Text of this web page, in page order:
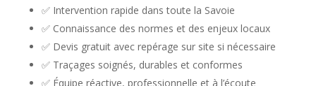
✅ Intervention rapide dans toute la Savoie
✅ Connaissance des normes et des enjeux locaux
✅ Devis gratuit avec repérage sur site si nécessaire
✅ Traçages soignés, durables et conformes
✅ Équipe réactive, professionnelle et à l’écoute